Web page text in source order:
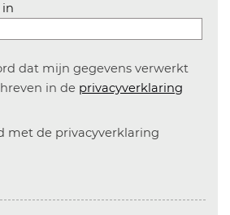
in
dat mijn gegevens verwerkt
in de privacyverklaring
met de privacyverklaring